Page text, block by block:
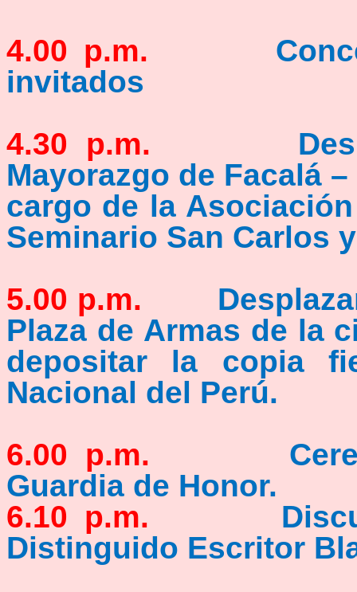
4.00 p.m.
invitados
4.30 p.m.
Mayorazgo de Facalá
cargo de la
Seminario San Carlos
5.00 p.m.
Plaza de Armas de la
depositar la copia
Nacional del Perú.
6.00 p.m.
Guardia de Honor.
6.10 p.m. Discurso
Distinguido Escritor